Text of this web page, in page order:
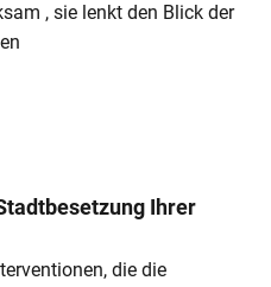
, sie lenkt den Blick der
Ihrer
die die